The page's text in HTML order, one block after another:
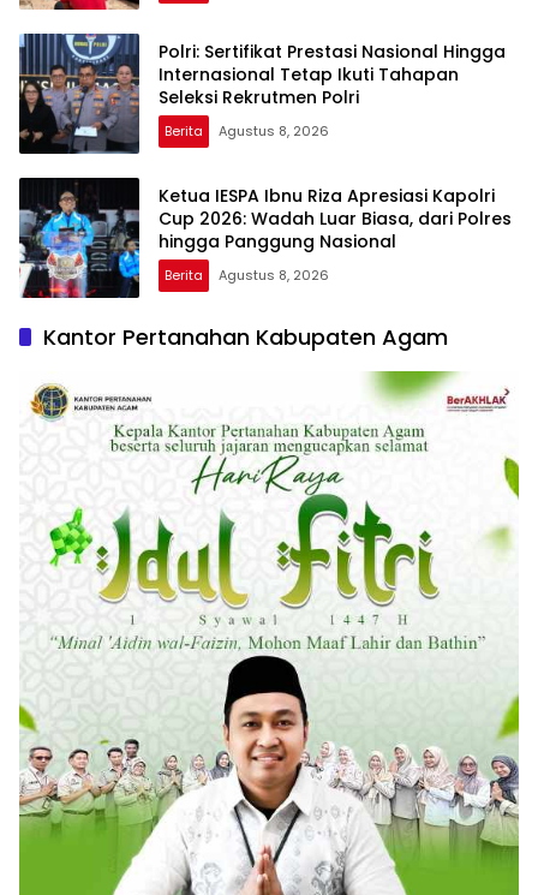
Polri: Sertifikat Prestasi Nasional Hingga
Internasional Tetap Ikuti Tahapan
Seleksi Rekrutmen Polri
Berita Agustus 8, 2026
Ketua IESPA Ibnu Riza Apresiasi Kapolri
Cup 2026: Wadah Luar Biasa, dari Polres
hingga Panggung Nasional
Berita Agustus 8, 2026
Kantor Pertanahan Kabupaten Agam